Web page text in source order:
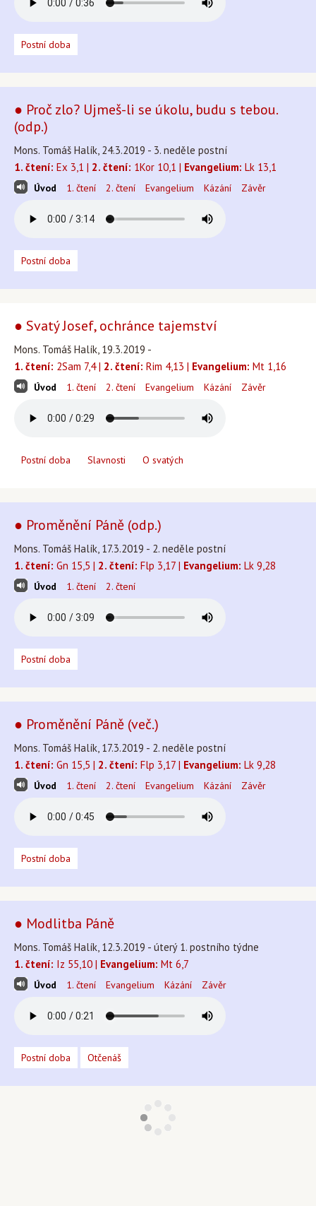
Postní doba
● Proč zlo? Ujmeš-li se úkolu, budu s tebou.
(odp.)
Mons. Tomáš Halík, 24.3.2019 - 3. neděle postní
1. čtení: Ex 3,1 | 2. čtení: 1Kor 10,1 | Evangelium: Lk 13,1
Úvod 1. čtení 2. čtení Evangelium Kázání Závěr
Postní doba
● Svatý Josef, ochránce tajemství
Mons. Tomáš Halík, 19.3.2019 -
1. čtení: 2Sam 7,4 | 2. čtení: Rim 4,13 | Evangelium: Mt 1,16
Úvod 1. čtení 2. čtení Evangelium Kázání Závěr
Postní doba Slavnosti O svatých
● Proměnění Páně (odp.)
Mons. Tomáš Halík, 17.3.2019 - 2. neděle postní
1. čtení: Gn 15,5 | 2. čtení: Flp 3,17 | Evangelium: Lk 9,28
Úvod 1. čtení 2. čtení
Postní doba
● Proměnění Páně (več.)
Mons. Tomáš Halík, 17.3.2019 - 2. neděle postní
1. čtení: Gn 15,5 | 2. čtení: Flp 3,17 | Evangelium: Lk 9,28
Úvod 1. čtení 2. čtení Evangelium Kázání Závěr
Postní doba
● Modlitba Páně
Mons. Tomáš Halík, 12.3.2019 - úterý 1. postního týdne
1. čtení: Iz 55,10 | Evangelium: Mt 6,7
Úvod 1. čtení Evangelium Kázání Závěr
Postní doba Otčenáš